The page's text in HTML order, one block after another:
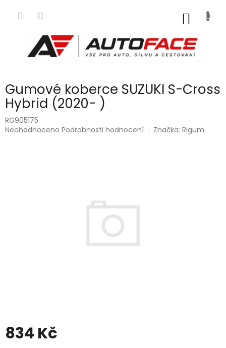
Gumové koberce SUZUKI S-Cross
Hybrid (2020- )
RG905175
Průměrné
Neohodnoceno Podrobnosti hodnocení Značka:Rigum
834 Kč